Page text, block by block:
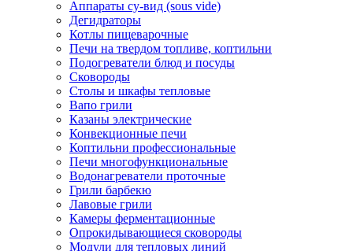
Аппараты су-вид (sous vide)
Дегидраторы
Котлы пищеварочные
Печи на твердом топливе, коптильни
Подогреватели блюд и посуды
Сковороды
Столы и шкафы тепловые
Вапо грили
Казаны электрические
Конвекционные печи
Коптильни профессиональные
Печи многофункциональные
Водонагреватели проточные
Грили барбекю
Лавовые грили
Камеры ферментационные
Опрокидывающиеся сковороды
Модули для тепловых линий